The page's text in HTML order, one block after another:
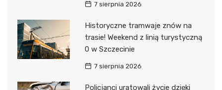
7 sierpnia 2026
Historyczne tramwaje znów na
trasie! Weekend z linią turystyczną
0 w Szczecinie
7 sierpnia 2026
Policjanci uratowali życie dzięki